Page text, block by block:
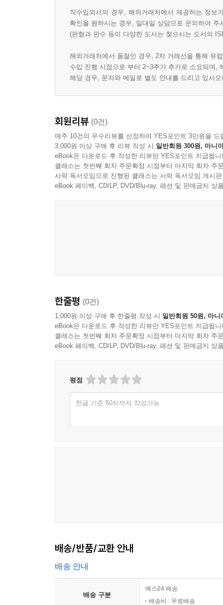
직수입외서의 경우, 해외거래처에서 제공하는 정
확인을 원하시는 경우, 일대일 상담으로 문의하여 주
(판형과 판수 등이 다양한 도서는 찾으시는 도서의
해외거래처에서 품절인 경우, 2차 거래선을 통해 유
수입 진행 시점으로 부터 2~3주가 추가로 소요되며,
해당 경우, 문자와 메일로 별도 안내를 드리고 있사
회원리뷰 (0건)
매주 10건의 우수리뷰를 선정하여 YES포인트 3만원을 드
3,000원 이상 구매 후 리뷰 작성 시 일반회원 300원, 마니
eBook은 다운로드 후 작성한 리뷰만 YES포인트 지급됩니
클래스는 첫번째 회차 주문확정 시점부터 마지막 회차 주
사락 독서모임으로 진행된 클래스는 사락 독서모임 게시
eBook 페이백, CD/LP, DVD/Blu-ray, 패션 및 판매금지 상
한줄평 (0건)
1,000원 이상 구매 후 한줄평 작성 시 일반회원 50원, 마니
eBook은 다운로드 후 작성한 리뷰만 YES포인트 지급됩니
클래스는 첫번째 회차 주문확정 시점부터 마지막 회차 주
eBook 페이백, CD/LP, DVD/Blu-ray, 패션 및 판매금지 상
평점
한글 기준 50자까지 작성가능
배송/반품/교환 안내
배송 안내
배송 구분
예스24 배송
배송비 : 무료배송